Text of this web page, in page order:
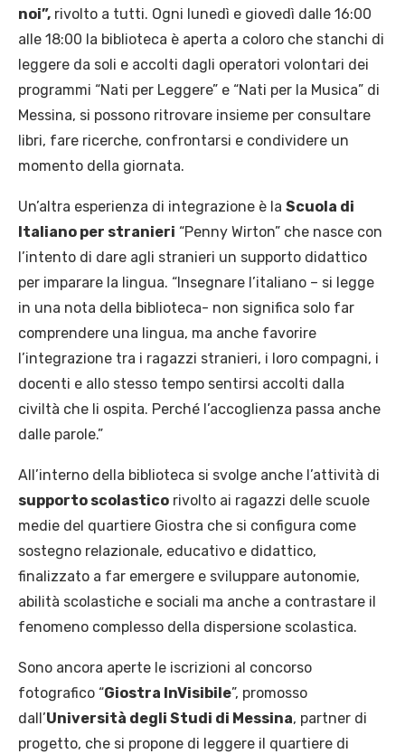
noi”, rivolto a tutti. Ogni lunedì e giovedì dalle 16:00
alle 18:00 la biblioteca è aperta a coloro che stanchi di
leggere da soli e accolti dagli operatori volontari dei
programmi “Nati per Leggere” e “Nati per la Musica” di
Messina, si possono ritrovare insieme per consultare
libri, fare ricerche, confrontarsi e condividere un
momento della giornata.
Un’altra esperienza di integrazione è la Scuola di
Italiano per stranieri “Penny Wirton” che nasce con
l’intento di dare agli stranieri un supporto didattico
per imparare la lingua. “Insegnare l’italiano – si legge
in una nota della biblioteca- non significa solo far
comprendere una lingua, ma anche favorire
l’integrazione tra i ragazzi stranieri, i loro compagni, i
docenti e allo stesso tempo sentirsi accolti dalla
civiltà che li ospita. Perché l’accoglienza passa anche
dalle parole.”
All’interno della biblioteca si svolge anche l’attività di
supporto scolastico rivolto ai ragazzi delle scuole
medie del quartiere Giostra che si configura come
sostegno relazionale, educativo e didattico,
finalizzato a far emergere e sviluppare autonomie,
abilità scolastiche e sociali ma anche a contrastare il
fenomeno complesso della dispersione scolastica.
Sono ancora aperte le iscrizioni al concorso
fotografico “Giostra InVisibile”, promosso
dall’Università degli Studi di Messina, partner di
progetto, che si propone di leggere il quartiere di